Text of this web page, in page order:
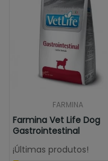
FARMINA
Farmina Vet Life Dog
Gastrointestinal
¡Últimas produtos!